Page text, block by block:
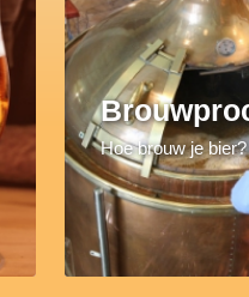
Hoe brouw je bier?